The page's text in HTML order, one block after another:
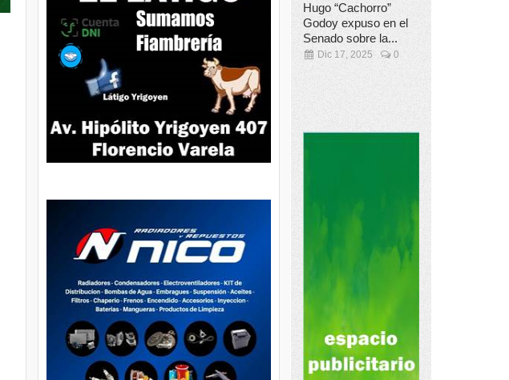
Hugo “Cachorro”
Godoy expuso en el
Senado sobre la...
Dic 17, 2025 0